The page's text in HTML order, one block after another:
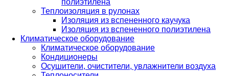
полиэтилена
Теплоизоляция в рулонах
Изоляция из вспененного каучука
Изоляция из вспененного полиэтилена
Климатическое оборудование
Климатическое оборудование
Кондиционеры
Осушители, очистители, увлажнители воздуха